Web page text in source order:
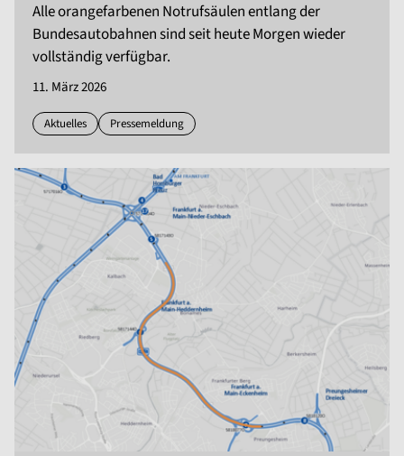
Alle orangefarbenen Notrufsäulen entlang der
Bundesautobahnen sind seit heute Morgen wieder
vollständig verfügbar.
11. März 2026
Aktuelles Pressemeldung